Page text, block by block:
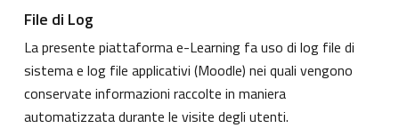
File di Log
La presente piattaforma e-Learning fa uso di log file di
sistema e log file applicativi (Moodle) nei quali vengono
conservate informazioni raccolte in maniera
automatizzata durante le visite degli utenti.